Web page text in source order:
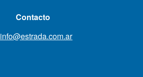
Contacto
info@estrada.com.ar